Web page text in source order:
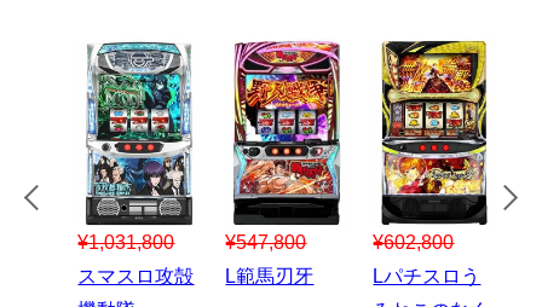
¥547,800
スマスロハナ
¥150,000
スマスロ秘宝
¥1,867,800
Lパチスロ 炎